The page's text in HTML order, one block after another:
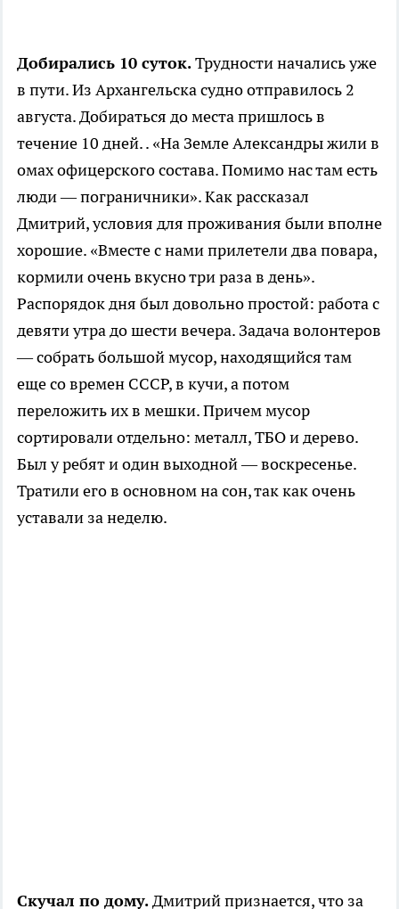
Добирались 10 суток.Трудности начались уже
в пути. Из Архангельска судно отправилось 2
августа. Добираться до места пришлось в
течение 10 дней. . «На Земле Александры жили в
омах офицерского состава. Помимо нас там есть
люди — пограничники». Как рассказал
Дмитрий, условия для проживания были вполне
хорошие. «Вместе с нами прилетели два повара,
кормили очень вкусно три раза в день».
Распорядок дня был довольно простой: работа с
девяти утра до шести вечера. Задача волонтеров
— собрать большой мусор, находящийся там
еще со времен СССР, в кучи, а потом
переложить их в мешки. Причем мусор
сортировали отдельно: металл, ТБО и дерево.
Был у ребят и один выходной — воскресенье.
Тратили его в основном на сон, так как очень
уставали за неделю.
Скучал по дому.Дмитрий признается, что за